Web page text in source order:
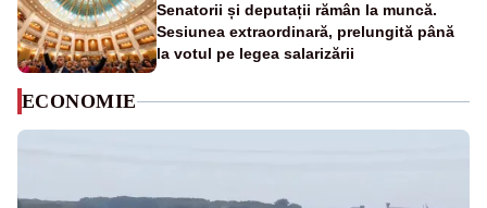
Senatorii și deputații rămân la muncă.
Sesiunea extraordinară, prelungită până
la votul pe legea salarizării
ECONOMIE